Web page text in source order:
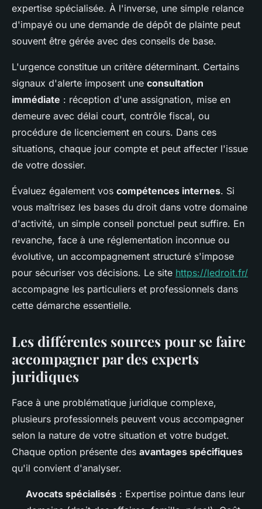
expertise spécialisée. À l'inverse, une simple relance
d'impayé ou une demande de dépôt de plainte peut
souvent être gérée avec des conseils de base.
L'urgence constitue un critère déterminant. Certains
signaux d'alerte imposent une consultation
immédiate : réception d'une assignation, mise en
demeure avec délai court, contrôle fiscal, ou
procédure de licenciement en cours. Dans ces
situations, chaque jour compte et peut affecter l'issue
de votre dossier.
Évaluez également vos compétences internes. Si
vous maîtrisez les bases du droit dans votre domaine
d'activité, un simple conseil ponctuel peut suffire. En
revanche, face à une réglementation inconnue ou
évolutive, un accompagnement structuré s'impose
pour sécuriser vos décisions. Le site https://ledroit.fr/
accompagne les particuliers et professionnels dans
cette démarche essentielle.
Les différentes sources pour se faire
accompagner par des experts
juridiques
Face à une problématique juridique complexe,
plusieurs professionnels peuvent vous accompagner
selon la nature de votre situation et votre budget.
Chaque option présente des avantages spécifiques
qu'il convient d'analyser.
Avocats spécialisés : Expertise pointue dans leur